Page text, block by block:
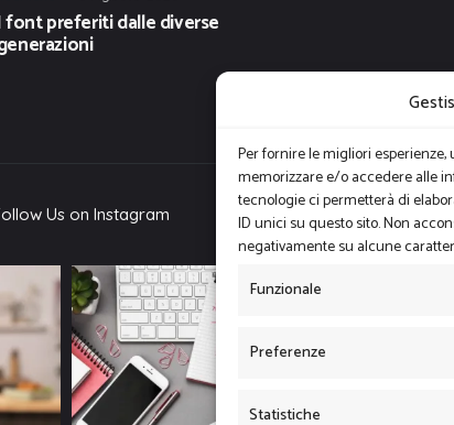
Per fornire le migliori
memorizzare e/o accedere alle
tecnologie ci permetterà di
ID unici su questo sito. Non
negativamente su alcune
Funzionale
Preferenze
Statistiche
font preferiti dalle diverse
Us on Instagram